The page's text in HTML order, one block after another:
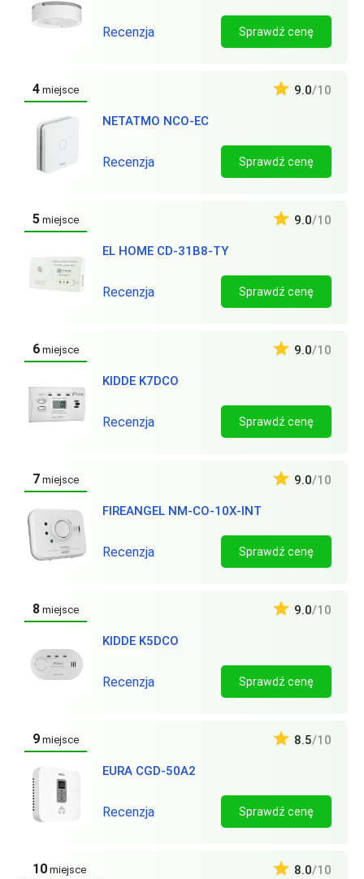
Recenzja Sprawdź cenę
4 miejsce
NETATMO NCO-EC
9.0/10
Recenzja Sprawdź cenę
5 miejsce
EL HOME CD-31B8-TY
9.0/10
Recenzja Sprawdź cenę
6 miejsce
KIDDE K7DCO
9.0/10
Recenzja Sprawdź cenę
7 miejsce
FIREANGEL NM-CO-10X-INT
9.0/10
Recenzja Sprawdź cenę
8 miejsce
KIDDE K5DCO
9.0/10
Recenzja Sprawdź cenę
9 miejsce
EURA CGD-50A2
8.5/10
Recenzja Sprawdź cenę
10 miejsce 8.0/10